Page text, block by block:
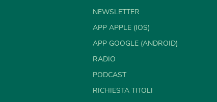
NEWSLETTER
APP APPLE (IOS)
APP GOOGLE (ANDROID)
RADIO
PODCAST
RICHIESTA TITOLI